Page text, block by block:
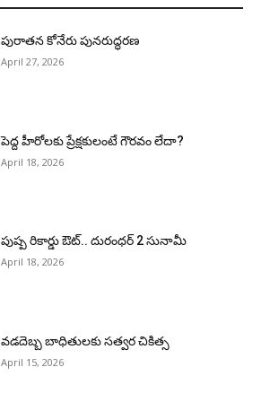
పురాత‌న కోనేరు పున‌రుద్ధ‌ర‌ణ
April 27, 2026
పెద్ద హీరోల‌కు ప్రేక్ష‌కులంటే గౌర‌వం లేదా?
April 18, 2026
పుష్ప రికార్డు ఔట్‌.. దురంధ‌ర్ 2 సునామీ
April 18, 2026
వడదెబ్బ బాధితులకు సత్వర చికిత్స
April 15, 2026